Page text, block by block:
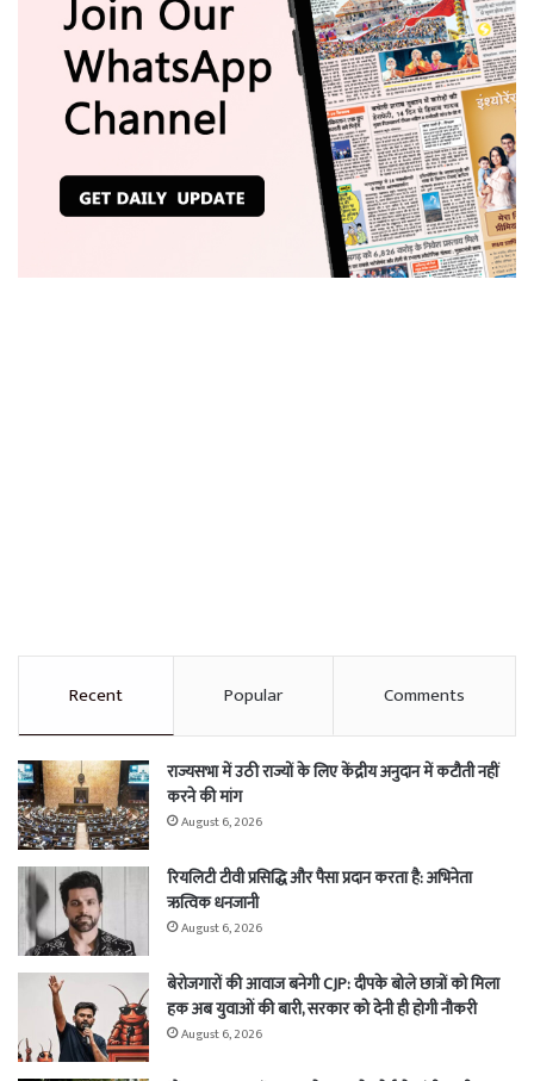
Recent Popular Comments
राज्यसभा में उठी राज्यों के लिए केंद्रीय अनुदान में कटौती नहीं
करने की मांग
August 6, 2026
रियलिटी टीवी प्रसिद्धि और पैसा प्रदान करता है: अभिनेता
ऋत्विक धनजानी
August 6, 2026
बेरोजगारों की आवाज बनेगी CJP: दीपके बोले छात्रों को मिला
हक अब युवाओं की बारी, सरकार को देनी ही होगी नौकरी
August 6, 2026